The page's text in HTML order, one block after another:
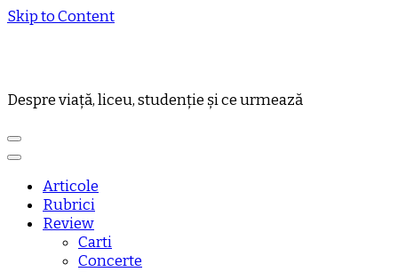
Skip to Content
Despre viață, liceu, studenție și ce urmează
Articole
Rubrici
Review
Carti
Concerte